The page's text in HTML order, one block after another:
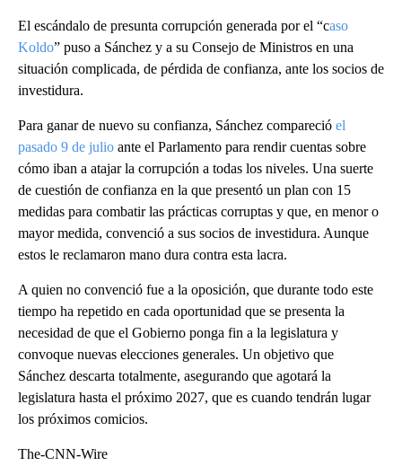
El escándalo de presunta corrupción generada por el “caso
Koldo” puso a Sánchez y a su Consejo de Ministros en una
situación complicada, de pérdida de confianza, ante los socios de
investidura.
Para ganar de nuevo su confianza, Sánchez compareció el
pasado 9 de julio ante el Parlamento para rendir cuentas sobre
cómo iban a atajar la corrupción a todas los niveles. Una suerte
de cuestión de confianza en la que presentó un plan con 15
medidas para combatir las prácticas corruptas y que, en menor o
mayor medida, convenció a sus socios de investidura. Aunque
estos le reclamaron mano dura contra esta lacra.
A quien no convenció fue a la oposición, que durante todo este
tiempo ha repetido en cada oportunidad que se presenta la
necesidad de que el Gobierno ponga fin a la legislatura y
convoque nuevas elecciones generales. Un objetivo que
Sánchez descarta totalmente, asegurando que agotará la
legislatura hasta el próximo 2027, que es cuando tendrán lugar
los próximos comicios.
The-CNN-Wire